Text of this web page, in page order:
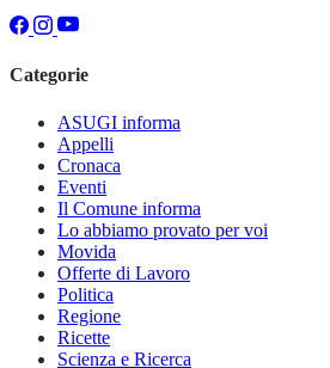
Categorie
ASUGI informa
Appelli
Cronaca
Eventi
Il Comune informa
Lo abbiamo provato per voi
Movida
Offerte di Lavoro
Politica
Regione
Ricette
Scienza e Ricerca